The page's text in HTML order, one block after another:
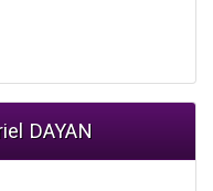
DAYAN